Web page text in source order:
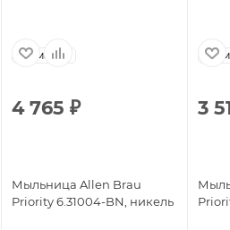
Германия
4 765 ₽
Мыльница Allen Brau
Priority 6.31004-BN, никель
3